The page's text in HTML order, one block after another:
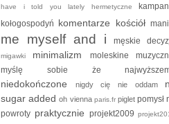
have i told you lately hermetyczne
kołogospodyń komentarze kościół
me myself and imęskie
migawki minimalizm moleskine
myślę sobie że
niedokończone nigdy cię nie oddam
sugar addedoh vienna paris.fr pigletpomysł
powroty praktycznie projekt2009